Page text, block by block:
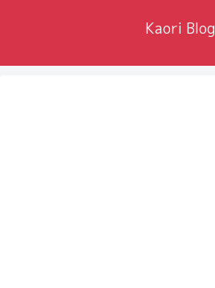
Kaori Blog